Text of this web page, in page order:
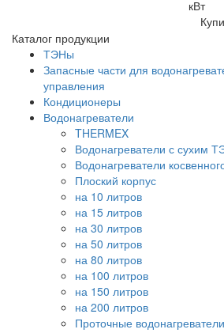
кВт
Каталог продукции
ТЭНы
Запасные части для
управления
Кондиционеры
Водонагреватели
THERMEX
Водонагреватели с сухим
Водонагреватели
Плоский корпус
на 10 литров
на 15 литров
на 30 литров
на 50 литров
на 80 литров
на 100 литров
на 150 литров
на 200 литров
Проточные водонагреватели